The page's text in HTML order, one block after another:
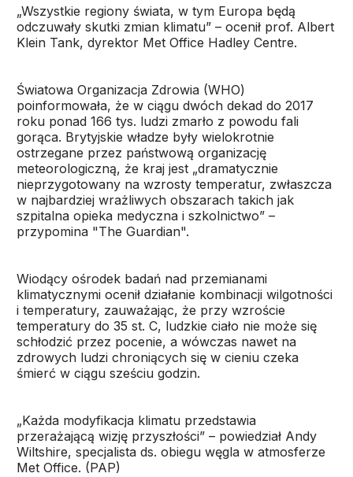
„Wszystkie regiony świata, w tym Europa będą
odczuwały skutki zmian klimatu” – ocenił prof. Albert
Klein Tank, dyrektor Met Office Hadley Centre.
Światowa Organizacja Zdrowia (WHO)
poinformowała, że w ciągu dwóch dekad do 2017
roku ponad 166 tys. ludzi zmarło z powodu fali
gorąca. Brytyjskie władze były wielokrotnie
ostrzegane przez państwową organizację
meteorologiczną, że kraj jest „dramatycznie
nieprzygotowany na wzrosty temperatur, zwłaszcza
w najbardziej wrażliwych obszarach takich jak
szpitalna opieka medyczna i szkolnictwo” –
przypomina "The Guardian".
Wiodący ośrodek badań nad przemianami
klimatycznymi ocenił działanie kombinacji wilgotności
i temperatury, zauważając, że przy wzroście
temperatury do 35 st. C, ludzkie ciało nie może się
schłodzić przez pocenie, a wówczas nawet na
zdrowych ludzi chroniących się w cieniu czeka
śmierć w ciągu sześciu godzin.
„Każda modyfikacja klimatu przedstawia
przerażającą wizję przyszłości” – powiedział Andy
Wiltshire, specjalista ds. obiegu węgla w atmosferze
Met Office. (PAP)